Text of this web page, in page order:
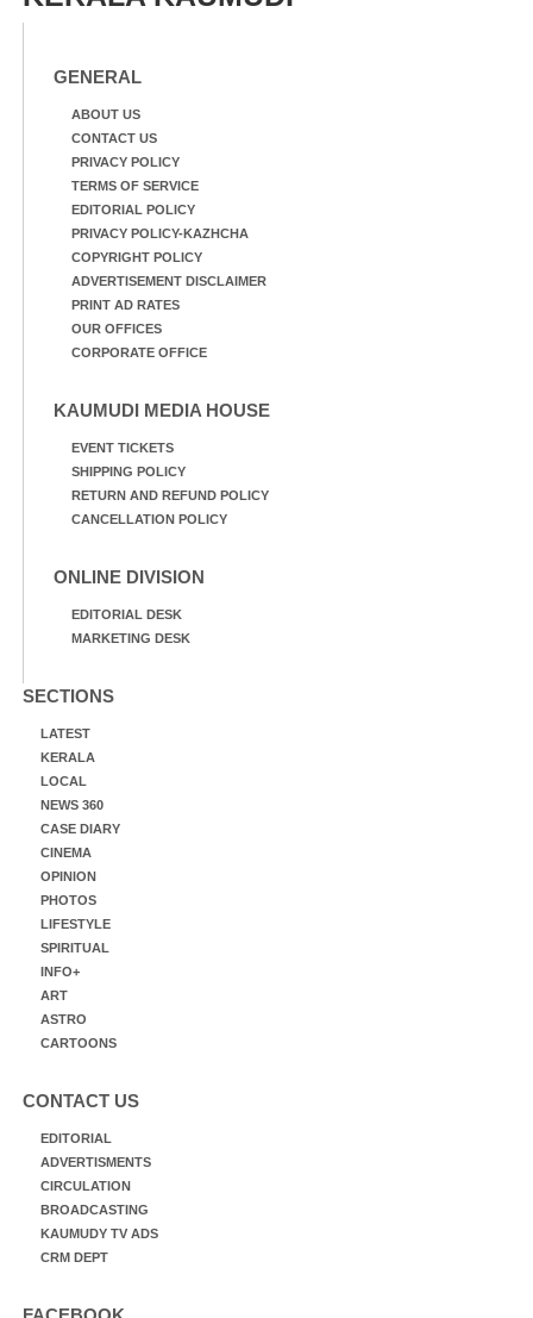
മത്സരത്തിനിടെ സിന്തറ്റിക്
ട്രാക്കിന് കുറുകെ ഓടുന്ന
GENERAL
ABOUT US
CONTACT US
PRIVACY POLICY
TERMS OF SERVICE
EDITORIAL POLICY
PRIVACY POLICY-KAZHCHA
COPYRIGHT POLICY
ADVERTISEMENT DISCLAIMER
PRINT AD RATES
OUR OFFICES
CORPORATE OFFICE
KAUMUDI MEDIA HOUSE
EVENT TICKETS
SHIPPING POLICY
RETURN AND REFUND POLICY
CANCELLATION POLICY
ONLINE DIVISION
EDITORIAL DESK
MARKETING DESK
SECTIONS
LATEST
KERALA
LOCAL
NEWS 360
CASE DIARY
CINEMA
OPINION
PHOTOS
LIFESTYLE
SPIRITUAL
INFO+
ART
ASTRO
CARTOONS
CONTACT US
EDITORIAL
ADVERTISMENTS
CIRCULATION
BROADCASTING
KAUMUDY TV ADS
CRM DEPT